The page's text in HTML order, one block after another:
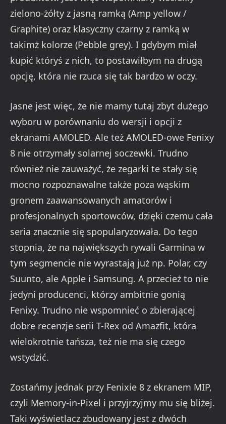
zielono-żółty z jasną ramką (Amp yellow /
Graphite) oraz klasyczny czarny z ramką w
takimż kolorze (Pebble grey). I gdybym miał
kupić któryś z nich, to postawiłbym na drugą
opcję, która nie rzuca się tak bardzo w oczy.
Jasne jest więc, że nie mamy tutaj zbyt dużego
wyboru w porównaniu do wersji i opcji z
ekranami AMOLED. Ale też AMOLED-owe Fenixy
8 nie otrzymały solarnej soczewki. Trudno
również nie zauważyć, że zegarki te stały się
mocno rozpoznawalne także poza wąskim
gronem zaawansowanych amatorów i
profesjonalnych sportowców, dzięki czemu cała
seria znacznie się spopularyzowała. Do tego
stopnia, że na największych rywali Garmina w
tym segmencie nie wyrastają już np. Polar, czy
Suunto, ale Apple i Samsung. A przecież to nie
jedyni producenci, którzy ambitnie gonią
Fenixy. Trudno nie wspomnieć o zbierającej
dobre recenzje serii T-Rex od Amazfit, która
wielokrotnie tańsza, też nie ma się czego
wstydzić.
Zostańmy jednak przy Fenixie 8 z ekranem MIP,
czyli Memory-in-Pixel i przyjrzyjmy mu się bliżej.
Taki wyświetlacz zbudowany jest z dwóch